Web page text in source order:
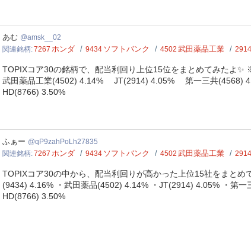
amsk__02
あむ amsk__02
関連銘柄 7267 ホンダ 9434 ソフトバンク 4502 武田薬品工業 2914
TOPIXコア30の銘柄で、配当利回り上位15位をまとめてみた
武田薬品工業(4502) 4.14% JT(2914) 4.05% 第一三共
HD(8766) 3.50%
qP9zahPoLh27835
ふぁー qP9zahPoLh27835
関連銘柄 7267 ホンダ 9434 ソフトバンク 4502 武田薬品工業 2914
TOPIXコア30の中から、配当利回りが高かった上位15社をまと
(9434) 4.16% ・武田薬品(4502) 4.14% ・JT(2914) 4.05% ・第
HD(8766) 3.50%